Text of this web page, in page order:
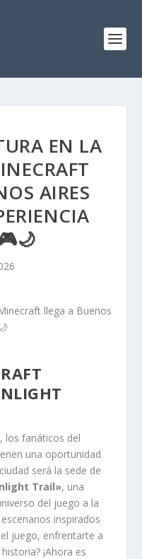
EN LA
AIRES
los fanáticos del
una oportunidad
será la sede de
Trail», una
del juego a la
inspirados
juego, enfrentarte a
¡Ahora es